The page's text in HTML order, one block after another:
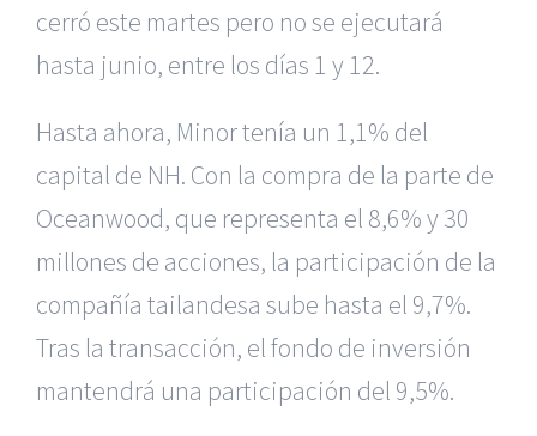
cerró este martes pero no se ejecutará
hasta junio, entre los días 1 y 12.
Hasta ahora, Minor tenía un 1,1% del
capital de NH. Con la compra de la parte de
Oceanwood, que representa el 8,6% y 30
millones de acciones, la participación de la
compañía tailandesa sube hasta el 9,7%.
Tras la transacción, el fondo de inversión
mantendrá una participación del 9,5%.